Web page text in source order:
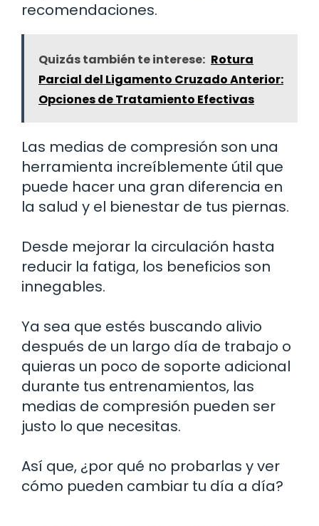
recomendaciones.
Quizás también te interese: Rotura
Parcial del Ligamento Cruzado Anterior:
Opciones de Tratamiento Efectivas
Las medias de compresión son una
herramienta increíblemente útil que
puede hacer una gran diferencia en
la salud y el bienestar de tus piernas.
Desde mejorar la circulación hasta
reducir la fatiga, los beneficios son
innegables.
Ya sea que estés buscando alivio
después de un largo día de trabajo o
quieras un poco de soporte adicional
durante tus entrenamientos, las
medias de compresión pueden ser
justo lo que necesitas.
Así que, ¿por qué no probarlas y ver
cómo pueden cambiar tu día a día?